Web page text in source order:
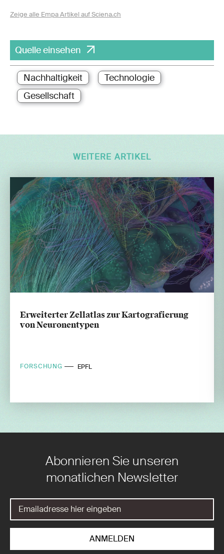
Zeige alle Empa Artikel auf Sciena.ch
Quelle einsehen
Nachhaltigkeit
Technologie
Gesellschaft
WEITERE ARTIKEL
Erweiterter Zellatlas zur Kartografierung
von Neuronentypen
FORSCHUNG EPFL
Abonnieren Sie unseren
monatlichen Newsletter